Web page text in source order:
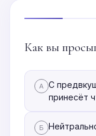
Как вы
А
С
принесёт
Б